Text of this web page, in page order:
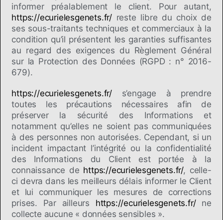
informer préalablement le client. Pour autant,
https://ecurielesgenets.fr/ reste libre du choix de
ses sous-traitants techniques et commerciaux à la
condition qu’il présentent les garanties suffisantes
au regard des exigences du Règlement Général
sur la Protection des Données (RGPD : n° 2016-
679).
https://ecurielesgenets.fr/ s’engage à prendre
toutes les précautions nécessaires afin de
préserver la sécurité des Informations et
notamment qu’elles ne soient pas communiquées
à des personnes non autorisées. Cependant, si un
incident impactant l’intégrité ou la confidentialité
des Informations du Client est portée à la
connaissance de https://ecurielesgenets.fr/, celle-
ci devra dans les meilleurs délais informer le Client
et lui communiquer les mesures de corrections
prises. Par ailleurs https://ecurielesgenets.fr/ne
collecte aucune « données sensibles ».